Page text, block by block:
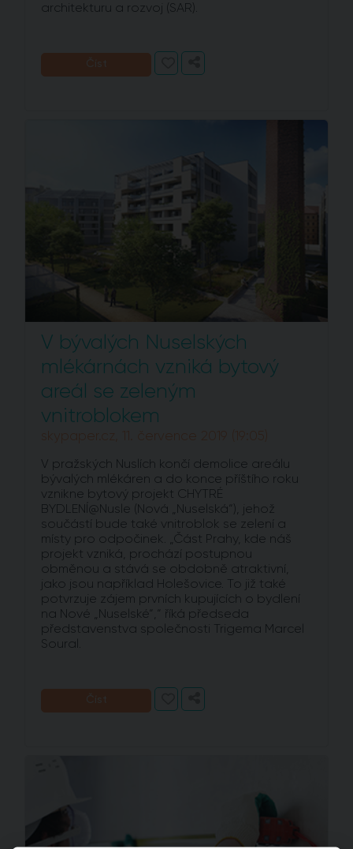
architekturu a rozvoj (SAR).
Číst
V bývalých Nuselských
mlékárnách vzniká bytový
areál se zeleným
vnitroblokem
skypaper.cz, 11. července 2019 (19:05)
V pražských Nuslích končí demolice areálu
bývalých mlékáren a do konce příštího roku
vznikne bytový projekt CHYTRÉ
BYDLENÍ@Nusle (Nová „Nuselská“), jehož
součástí bude také vnitroblok se zelení a
místy pro odpočinek. „Část Prahy, kde náš
projekt vzniká, prochází postupnou
obměnou a stává se obdobně atraktivní,
jako jsou například Holešovice. To již také
potvrzuje zájem prvních kupujících o bydlení
na Nové „Nuselské“,“ říká předseda
představenstva společnosti Trigema Marcel
Soural.
Číst